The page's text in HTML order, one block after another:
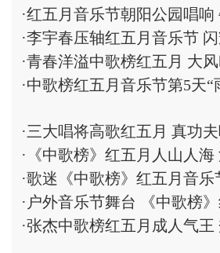
·红五月音乐节朝阳公园唱
·李宇春压轴红五月音乐节
·青春洋溢中歌榜红五月 大
·中歌榜红五月音乐节第5天“
·三大唱将高歌红五月 真功
· 《中歌榜》红五月人山人
·歌迷《中歌榜》红五月音
· 户外音乐节舞台 《中歌榜
·张杰中歌榜红五月成人气